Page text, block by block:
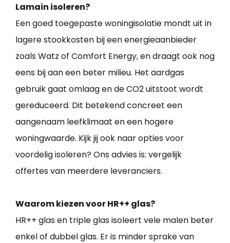
Lamain isoleren?
Een goed toegepaste woningisolatie mondt uit in
lagere stookkosten bij een energieaanbieder
zoals Watz of Comfort Energy, en draagt ook nog
eens bij aan een beter milieu. Het aardgas
gebruik gaat omlaag en de CO2 uitstoot wordt
gereduceerd. Dit betekend concreet een
aangenaam leefklimaat en een hogere
woningwaarde. Kijk jij ook naar opties voor
voordelig isoleren? Ons advies is: vergelijk
offertes van meerdere leveranciers.
Waarom kiezen voor HR++ glas?
HR++ glas en triple glas isoleert vele malen beter
enkel of dubbel glas. Er is minder sprake van